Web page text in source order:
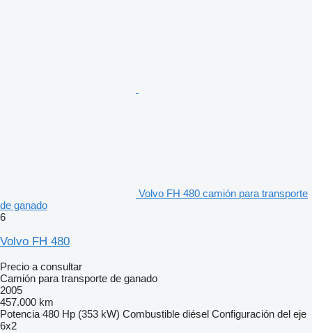
Volvo FH 480 camión para transporte
de ganado
6
Volvo FH 480
Precio a consultar
Camión para transporte de ganado
2005
457.000 km
Potencia 480 Hp (353 kW) Combustible diésel Configuración del eje
6x2